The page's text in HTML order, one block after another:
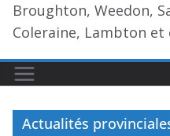
Broughton, Weedon,
Coleraine, Lambton et
Actualités